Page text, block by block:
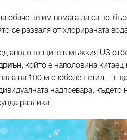
обаче не им помага да са по-
се разваля от хлорираната
аполоновците в мъжкия US
, който е наполовина
на 100 м свободен стил - в
надпревара,
разлика.